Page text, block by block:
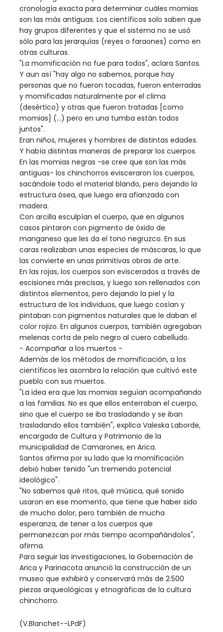
cronología exacta para determinar cuáles momias
son las más antiguas. Los científicos solo saben que
hay grupos diferentes y que el sistema no se usó
sólo para las jerarquías (reyes o faraones) como en
otras culturas.
"La momificación no fue para todos", aclara Santos.
Y aun así "hay algo no sabemos, porque hay
personas que no fueron tocadas, fueron enterradas
y momificadas naturalmente por el clima
(desértico) y otras que fueron tratadas [como
momias] (...) pero en una tumba están todos
juntos".
Eran niños, mujeres y hombres de distintas edades.
Y había distintas maneras de preparar los cuerpos.
En las momias negras -se cree que son las más
antiguas- los chinchorros evisceraron los cuerpos,
sacándole todo el material blando, pero dejando la
estructura ósea, que luego era afianzada con
madera.
Con arcilla esculpían el cuerpo, que en algunos
casos pintaron con pigmento de óxido de
manganeso que les da el tono negruzco. En sus
caras realizaban unas especies de máscaras, lo que
las convierte en unas primitivas obras de arte.
En las rojas, los cuerpos son eviscerados a través de
escisiones más precisas, y luego son rellenados con
distintos elementos, pero dejando la piel y la
estructura de los individuos, que luego cosían y
pintaban con pigmentos naturales que le daban el
color rojizo. En algunos cuerpos, también agregaban
melenas corta de pelo negro al cuero cabelludo.
- Acompañar a los muertos -
Además de los métodos de momificación, a los
científicos les asombra la relación que cultivó este
pueblo con sus muertos.
"La idea era que las momias seguían acompañando
a las familias. No es que ellos enterraban el cuerpo,
sino que el cuerpo se iba trasladando y se iban
trasladando ellos también", explica Valeska Laborde,
encargada de Cultura y Patrimonio de la
municipalidad de Camarones, en Arica.
Santos afirma por su lado que la momificación
debió haber tenido "un tremendo potencial
ideológico".
"No sabemos qué ritos, qué música, qué sonido
usaron en ese momento, que tiene que haber sido
de mucho dolor, pero también de mucha
esperanza, de tener a los cuerpos que
permanezcan por más tiempo acompañándolos",
afirma.
Para seguir las investigaciones, la Gobernación de
Arica y Parinacota anunció la construcción de un
museo que exhibirá y conservará más de 2.500
piezas arqueológicas y etnográficas de la cultura
chinchorro.
(V.Blanchet--LPdF)